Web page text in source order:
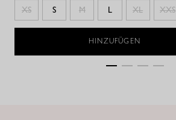
XS S M L XL XXS
HINZUFÜGEN